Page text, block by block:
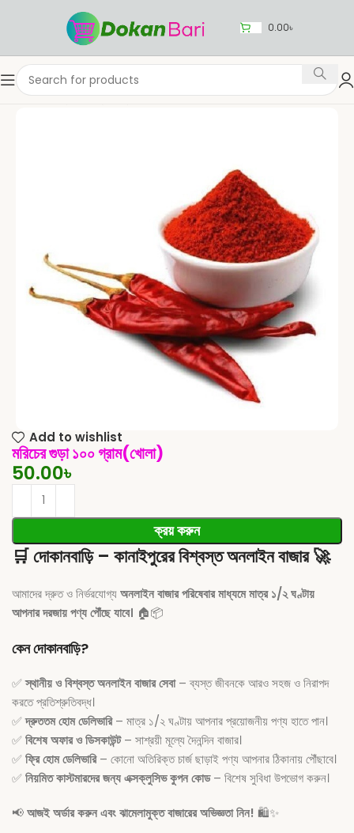
0.00৳
Home রান্নার সামগ্রী রান্না মশলা
Add to wishlist
মরিচের গুড়া ১০০ গ্রাম(খোলা)
50.00৳
ক্রয় করুন
🛒দোকানবাড়ি – কানাইপুরের বিশ্বস্ত অনলাইন বাজার🚀
আমাদের দ্রুত ও নির্ভরযোগ্যঅনলাইন বাজার পরিষেবার মাধ্যমে মাত্র ১/২ ঘণ্টায়
আপনার দরজায় পণ্য পৌঁছে যাবে। 🏠📦
কেন দোকানবাড়ি?
✅স্থানীয় ও বিশ্বস্ত অনলাইন বাজার সেবা– ব্যস্ত জীবনকে আরও সহজ ও নিরাপদ
করতে প্রতিশ্রুতিবদ্ধ।
✅দ্রুততম হোম ডেলিভারি– মাত্র ১/২ ঘণ্টায় আপনার প্রয়োজনীয় পণ্য হাতে পান।
✅ বিশেষ অফার ও ডিসকাউন্ট– সাশ্রয়ী মূল্যে দৈনন্দিন বাজার।
✅ ফ্রি হোম ডেলিভারি– কোনো অতিরিক্ত চার্জ ছাড়াই পণ্য আপনার ঠিকানায় পৌঁছাবে।
✅ নিয়মিত কাস্টমারদের জন্য এক্সক্লুসিভ কুপন কোড– বিশেষ সুবিধা উপভোগ করুন।
📢আজই অর্ডার করুন এবং ঝামেলামুক্ত বাজারের অভিজ্ঞতা নিন! 🛍️✨